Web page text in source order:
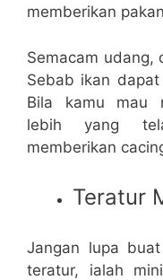
memberikan
Semacam udang,
Sebab ikan
Bila kamu mau
lebih yang
memberikan
Teratur
Jangan lupa
teratur, ialah